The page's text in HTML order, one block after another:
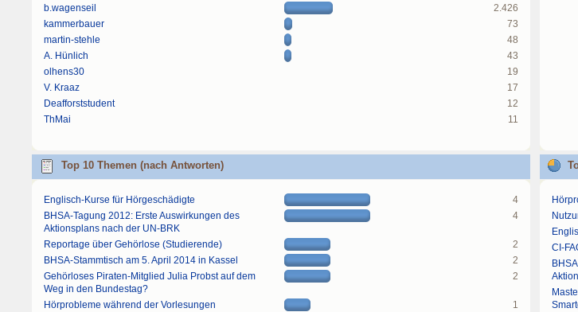
b.wagenseil
2.426
kammerbauer
73
martin-stehle
48
A. Hünlich
43
olhens30
19
V. Kraaz
17
Deafforststudent
12
ThMai
11
Top 10 Themen (nach Antworten)
Englisch-Kurse für Hörgeschädigte
4
BHSA-Tagung 2012: Erste Auswirkungen des
Aktionsplans nach der UN-BRK
4
Reportage über Gehörlose (Studierende)
2
BHSA-Stammtisch am 5. April 2014 in Kassel
2
Gehörloses Piraten-Mitglied Julia Probst auf dem
Weg in den Bundestag?
2
Hörprobleme während der Vorlesungen
1
CI-